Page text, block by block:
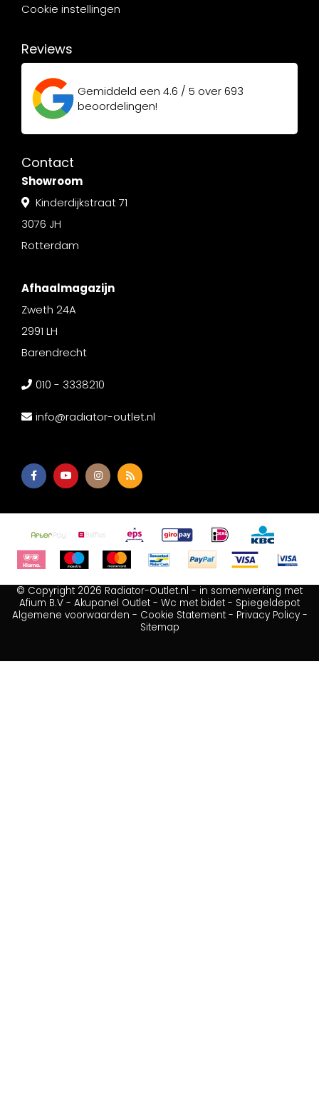
Cookie instellingen
Reviews
Gemiddeld een 4.6 / 5 over693
beoordelingen!
Contact
Showroom
Kinderdijkstraat 71
3076 JH
Rotterdam
Afhaalmagazijn
Zweth 24A
2991 LH
Barendrecht
010 - 3338210
info@radiator-outlet.nl
© Copyright 2026 Radiator-Outlet.nl - in samenwerking met
Afium B.V - Akupanel Outlet - Wc met bidet - Spiegeldepot
Algemene voorwaarden - Cookie Statement- Privacy Policy-
Sitemap